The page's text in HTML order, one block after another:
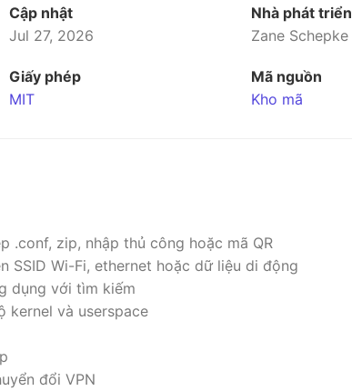
Cập nhật
Jul 27, 2026
Nhà phát triển
Zane Schepke
Giấy phép
MIT
Mã nguồn
Kho mã
.conf, zip, nhập thủ công hoặc mã QR
SSID Wi-Fi, ethernet hoặc dữ liệu di động
dụng với tìm kiếm
kernel và userspace
đổi VPN